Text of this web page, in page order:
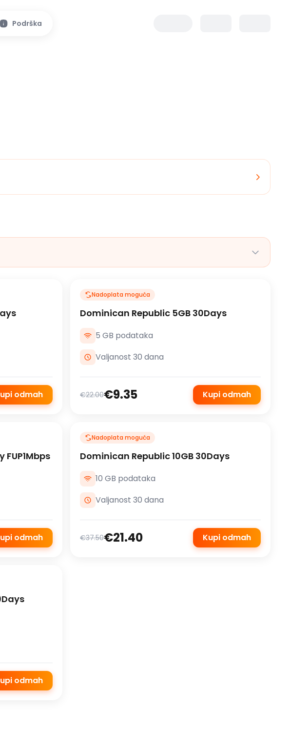
Podrška
odmah
Nadoplata moguća
Dominican Republic 5GB 30Days
5 GB podataka
Valjanost 30 dana
€22.00€9.35 Kupi odmah
odmah
Nadoplata moguća
Dominican Republic 10GB 30Days
10 GB podataka
Valjanost 30 dana
€37.50€21.40 Kupi odmah
odmah